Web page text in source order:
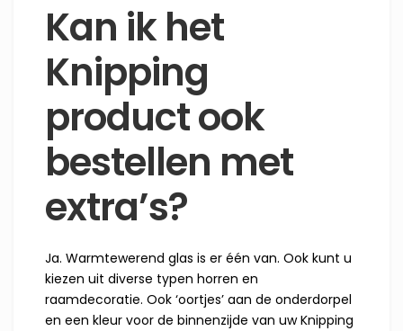
Kan ik het
Knipping
product ook
bestellen met
extra’s?
Ja. Warmtewerend glas is er één van. Ook kunt u
kiezen uit diverse typen horren en
raamdecoratie. Ook ‘oortjes’ aan de onderdorpel
en een kleur voor de binnenzijde van uw Knipping